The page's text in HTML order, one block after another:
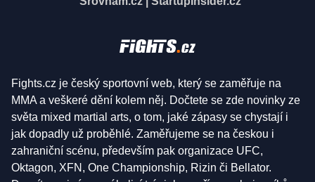
Fights.cz je český sportovní web, který se zaměřuje na
MMA a veškeré dění kolem něj. Dočtete se zde novinky ze
světa mixed martial arts, o tom, jaké zápasy se chystají i
jak dopadly už proběhlé. Zaměřujeme se na českou i
zahraniční scénu, především pak organizace UFC,
Oktagon, XFN, One Championship, Rizin či Bellator.